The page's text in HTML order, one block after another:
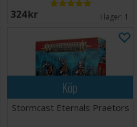
324 SEK I lager: 1
Köp
Stormcast Eternals Praetors